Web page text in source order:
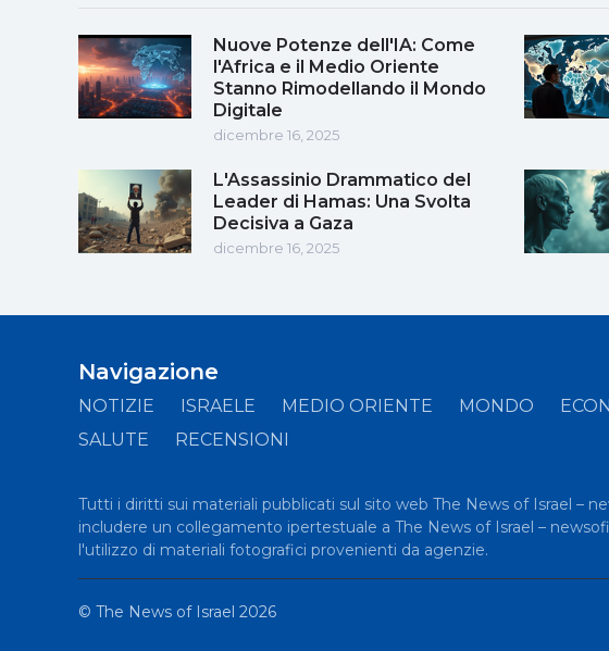
Nuove Potenze dell'IA: Come
l'Africa e il Medio Oriente
Stanno Rimodellando il Mondo
Digitale
dicembre 16, 2025
L'Assassinio Drammatico del
Leader di Hamas: Una Svolta
Decisiva a Gaza
dicembre 16, 2025
Navigazione
NOTIZIE ISRAELE MEDIO ORIENTE MONDO
SALUTE
RECENSIONI
Tutti i diritti sui materiali pubblicati sul sito web The News of Israel –
includere un collegamento ipertestuale a The News of Israel –
l'utilizzo di materiali fotografici provenienti da agenzie.
© The News of Israel 2026